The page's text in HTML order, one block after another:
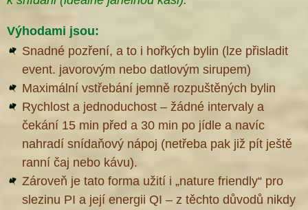
Výhodami jsou:
Snadné pozření, a to i hořkých bylin (lze přisladit
event. javorovým nebo datlovým sirupem)
Maximální vstřebání jemně rozpuštěných bylin
Rychlost a jednoduchost – žádné intervaly a
čekání 15 min před a 30 min po jídle a navíc
nahradí snídaňový nápoj (netřeba pak již pít ještě
ranní čaj nebo kávu).
Zároveň je tato forma užití i „nature friendly“ pro
slezinu PI a její energii QI – z těchto důvodů nikdy